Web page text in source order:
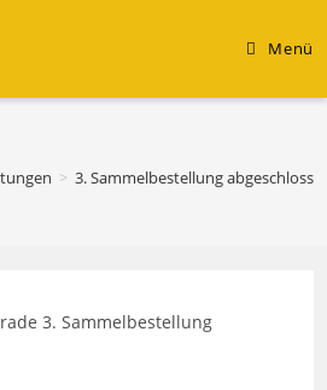
Menü
> 3. Sammelbestellung